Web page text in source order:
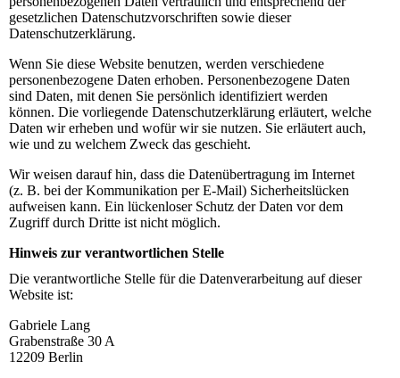
gesetzlichen Datenschutzvorschriften sowie dieser
Datenschutzerklärung.
Wenn Sie diese Website benutzen, werden verschiedene
personenbezogene Daten erhoben. Personenbezogene Daten
sind Daten, mit denen Sie persönlich identifiziert werden
können. Die vorliegende Datenschutzerklärung erläutert, welche
Daten wir erheben und wofür wir sie nutzen. Sie erläutert auch,
wie und zu welchem Zweck das geschieht.
Wir weisen darauf hin, dass die Datenübertragung im Internet
(z. B. bei der Kommunikation per E-Mail) Sicherheitslücken
aufweisen kann. Ein lückenloser Schutz der Daten vor dem
Zugriff durch Dritte ist nicht möglich.
Hinweis zur verantwortlichen Stelle
Die verantwortliche Stelle für die Datenverarbeitung auf dieser
Website ist:
Gabriele Lang
Grabenstraße 30 A
12209 Berlin